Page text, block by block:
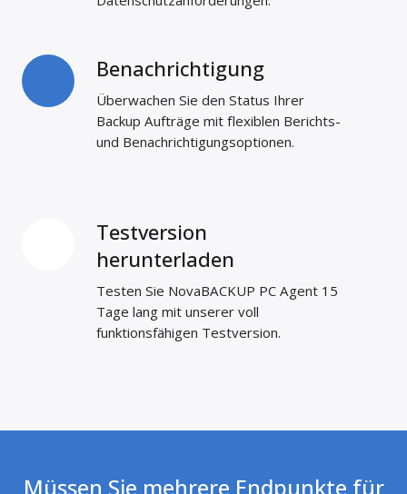
Benachrichtigung
Überwachen Sie den Status Ihrer
Backup Aufträge mit flexiblen Berichts-
und Benachrichtigungsoptionen.
Benachrichtigung
Testversion
herunterladen
Testen Sie NovaBACKUP PC Agent 15
Tage lang mit unserer voll
funktionsfähigen Testversion.
Testversion
herunterladen
Müssen Sie mehrere Endpunkte für